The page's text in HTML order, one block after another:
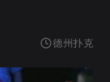
德州扑克